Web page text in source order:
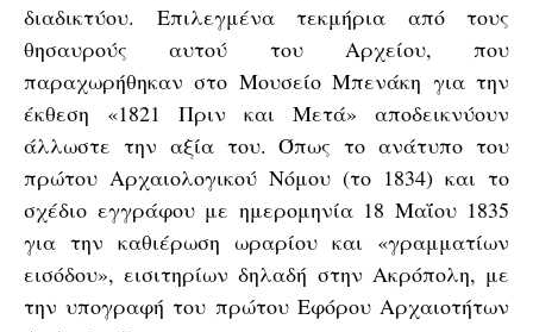
διαδικτύου. Επιλεγμένα τεκμήρια από τους
θησαυρούς αυτού του Αρχείου, που
παραχωρήθηκαν στο Μουσείο Μπενάκη για την
έκθεση «1821 Πριν και Μετά» αποδεικνύουν
άλλωστε την αξία του. Όπως το ανάτυπο του
πρώτου Αρχαιολογικού Νόμου (το 1834) και το
σχέδιο εγγράφου με ημερομηνία 18 Μαΐου 1835
για την καθιέρωση ωραρίου και «γραμματίων
εισόδου», εισιτηρίων δηλαδή στην Ακρόπολη, με
την υπογραφή του πρώτου Εφόρου Αρχαιοτήτων